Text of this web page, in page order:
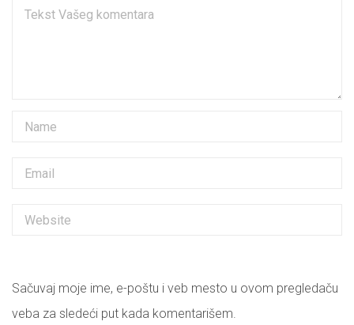
Sačuvaj moje ime, e-poštu i veb mesto u ovom pregledaču
veba za sledeći put kada komentarišem.